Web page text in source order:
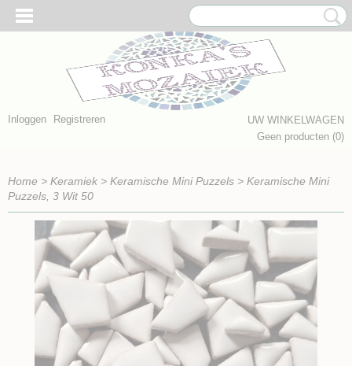
Inloggen Registreren
UW WINKELWAGEN
Geen producten (0)
Home > Keramiek > Keramische Mini Puzzels > Keramische Mini
Puzzels, 3 Wit 50